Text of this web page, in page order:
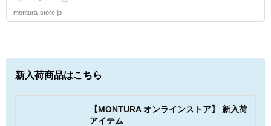
montura-store.jp
新入荷商品はこちら
【MONTURA オンラインストア】 新入荷
アイテム